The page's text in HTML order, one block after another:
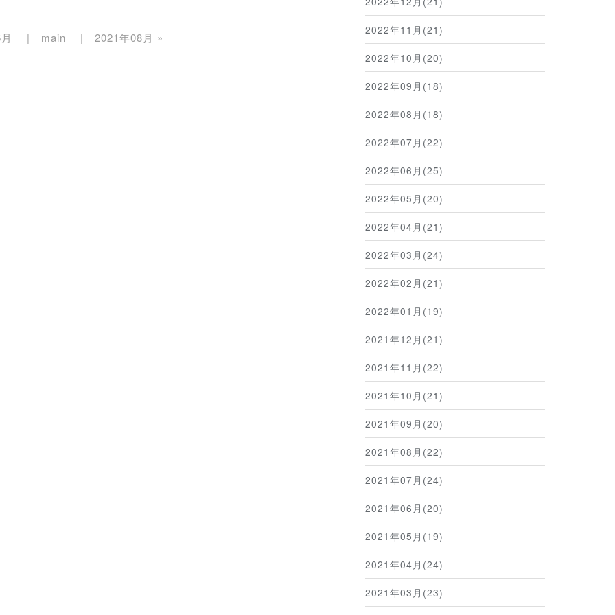
main 2021年08月 »
2022年11月(21)
2022年10月(20)
2022年09月(18)
2022年08月(18)
2022年07月(22)
2022年06月(25)
2022年05月(20)
2022年04月(21)
2022年03月(24)
2022年02月(21)
2022年01月(19)
2021年12月(21)
2021年11月(22)
2021年10月(21)
2021年09月(20)
2021年08月(22)
2021年07月(24)
2021年06月(20)
2021年05月(19)
2021年04月(24)
2021年03月(23)